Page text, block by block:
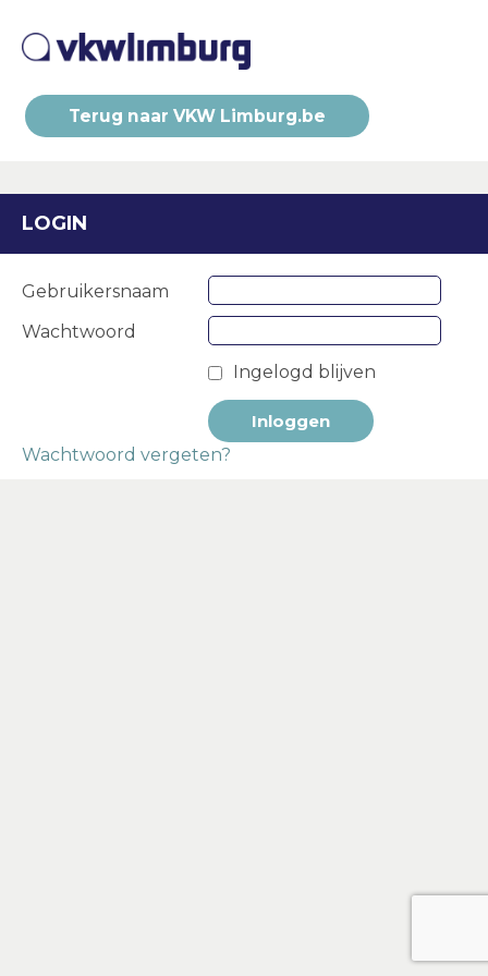
Terug naar VKW Limburg.be
LOGIN
Gebruikersnaam
Wachtwoord
Ingelogd blijven
Wachtwoord vergeten?